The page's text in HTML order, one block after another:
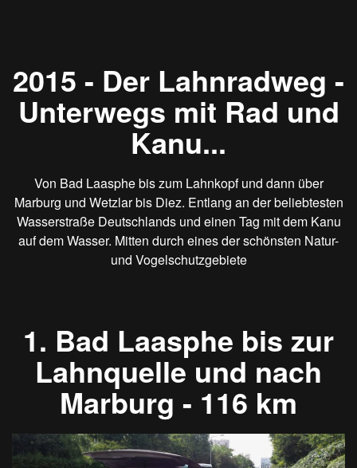
2015 - Der Lahnradweg -
Unterwegs mit Rad und
Kanu...
Von Bad Laasphe bis zum Lahnkopf und dann über
Marburg und Wetzlar bis Diez. Entlang an der beliebtesten
Wasserstraße Deutschlands und einen Tag mit dem Kanu
auf dem Wasser. Mitten durch eines der schönsten Natur-
und Vogelschutzgebiete
1. Bad Laasphe bis zur
Lahnquelle und nach
Marburg - 116 km